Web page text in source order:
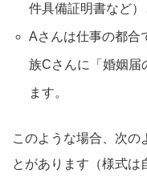
件具備証明書など）
Aさんは仕事の都合
族Cさんに「婚姻届
ます。
このような場合、次の
とがあります（様式は